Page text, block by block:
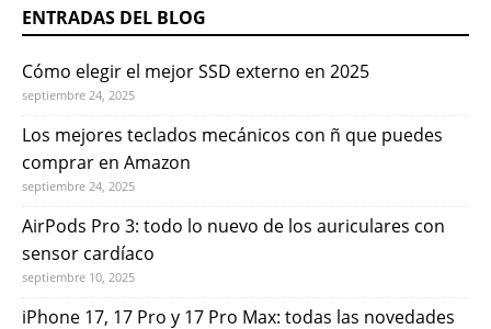
ENTRADAS DEL BLOG
Cómo elegir el mejor SSD externo en 2025
septiembre 24, 2025
Los mejores teclados mecánicos con ñ que puedes
comprar en Amazon
septiembre 24, 2025
AirPods Pro 3: todo lo nuevo de los auriculares con
sensor cardíaco
septiembre 10, 2025
iPhone 17, 17 Pro y 17 Pro Max: todas las novedades